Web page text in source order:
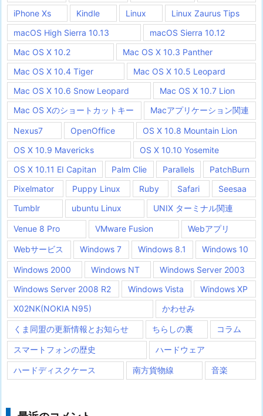
iPhone Xs
Kindle Linux
Linux Zaurus Tips
macOS High Sierra 10.13
macOS Sierra 10.12
Mac OS X 10.2
Mac OS X 10.3 Panther
Mac OS X 10.4 Tiger
Mac OS X 10.5 Leopard
Mac OS X 10.6 Snow Leopard
Mac OS X 10.7 Lion
Mac OS Xのショートカットキー
Macアプリケーション関連
Nexus7 OpenOffice
OS X 10.8 Mountain Lion
OS X 10.9 Mavericks
OS X 10.10 Yosemite
OS X 10.11 EI Capitan
Palm Clie Parallels
PatchBurn
Pixelmator
Puppy Linux Ruby Safari
Seesaa
Tumblr
ubuntu Linux UNIX ターミナル関連
Venue 8 Pro VMware Fusion Webアプリ
Webサービス Windows 7 Windows 8.1 Windows 10
Windows 2000 Windows NT
Windows Server 2003
Windows Server 2008 R2
Windows Vista
Windows XP
X02NK(NOKIA N95)
かわせみ
くま同盟の更新情報とお知らせ ちらしの裏 コラム
スマートフォンの歴史 ハードウェア
ハードディスクケース 南方貨物線 音楽